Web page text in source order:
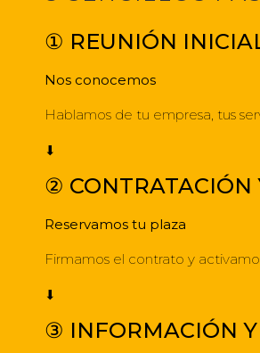
① REUNIÓN
Nos conocemos
Hablamos de tu empresa, tus
⬇
② CONTRATACIÓN
Reservamos tu plaza
Firmamos el contrato y
⬇
③ INFORMACIÓN Y